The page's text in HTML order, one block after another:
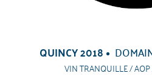
QUINCY 2018
VIN TRANQUILLE /